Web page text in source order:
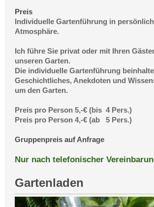
Preis
Individuelle Gartenführung in
Atmosphäre.
Ich führe Sie privat oder mit Ihren
unseren Garten.
Die individuelle Gartenführung
Geschichtliches, Anekdoten und
um den Garten.
Preis pro Person 5,-€ (bis 4 Pers.)
Preis pro Person 4,-€ (ab 5 Pers.)
Gruppenpreis auf Anfrage
Nur nach telefonischer
Gartenladen